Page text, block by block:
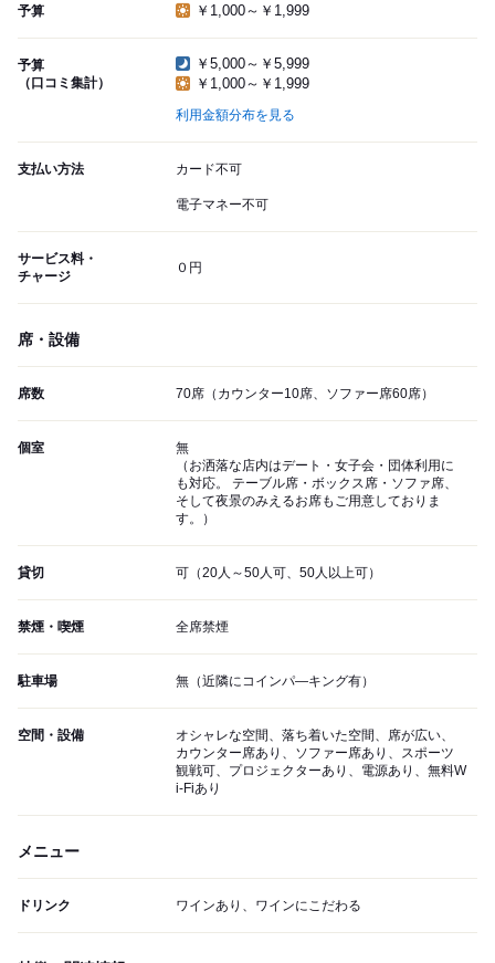
予算 ￥1,000～￥1,999
予算
（口コミ集計）
￥5,000～￥5,999
￥1,000～￥1,999
利用金額分布を見る
支払い方法 カード不可
電子マネー不可
サービス料・
チャージ
０円
席・設備
席数 70席（カウンター10席、ソファー席60席）
個室
無
（お洒落な店内はデート・女子会・団体利用に
も対応。 テーブル席・ボックス席・ソファ席、
そして夜景のみえるお席もご用意しておりま
す。）
貸切 可（20人～50人可、50人以上可）
禁煙・喫煙 全席禁煙
駐車場 無（近隣にコインパ―キング有）
空間・設備
オシャレな空間、落ち着いた空間、席が広い、
カウンター席あり、ソファー席あり、スポーツ
観戦可、プロジェクターあり、電源あり、無料W
i-Fiあり
メニュー
ドリンク ワインあり、ワインにこだわる